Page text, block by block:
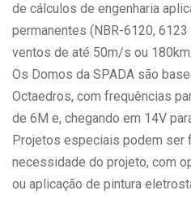
de cálculos de engenharia
permanentes (NBR-6120,
ventos de até 50m/s ou
Os Domos da SPADA são
Octaedros, com frequências
de 6M e, chegando em 14V
Projetos especiais podem ser
necessidade do projeto, com
ou aplicação de pintura